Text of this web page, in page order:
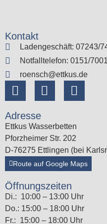
Kontakt
Ladengeschäft: 07243/
Notfalltelefon: 0151/
roensch@ettkus.de
Adresse
Ettkus Wasserbetten
Pforzheimer Str. 202
D-76275 Ettlingen (bei
Route auf Google Maps
Öffnungszeiten
Di.: 10:00 – 13:00 Uhr
Do.: 15:00 – 18:00 Uhr
Fr.: 15:00 – 18:00 Uhr